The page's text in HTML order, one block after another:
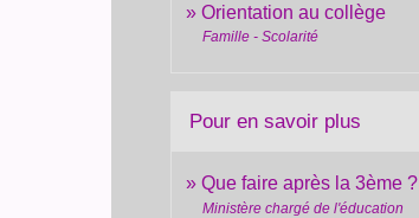
Orientation au collège
Famille - Scolarité
Pour en savoir plus
Que faire après la 3ème ?
Ministère chargé de l'éducation